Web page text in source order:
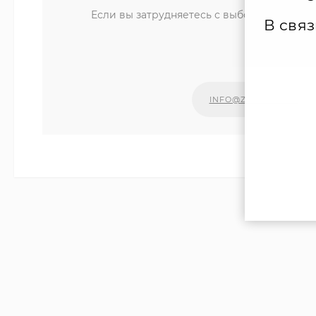
Если вы затрудняетесь с выбором
INFO@ZIPKOTLY.RU
В